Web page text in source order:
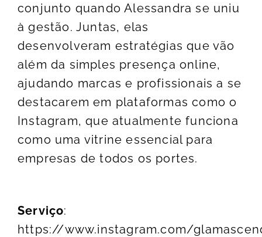
conjunto quando Alessandra se uniu
à gestão. Juntas, elas
desenvolveram estratégias que vão
além da simples presença online,
ajudando marcas e profissionais a se
destacarem em plataformas como o
Instagram, que atualmente funciona
como uma vitrine essencial para
empresas de todos os portes.
Serviço:
https://www.instagram.com/